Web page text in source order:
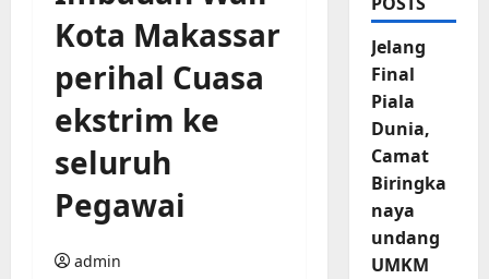
Kota Makassar
perihal Cuasa
ekstrim ke
seluruh
Pegawai
admin
Jelang
Final
Piala
Dunia,
Camat
Biringka
naya
undang
UMKM